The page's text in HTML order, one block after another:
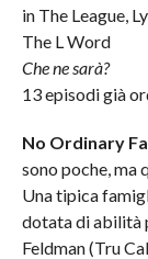
in The League,
The L Word
Che ne sarà?
13 episodi già
No Ordinary
sono poche, ma
Una tipica
dotata di abilità
Feldman (Tru